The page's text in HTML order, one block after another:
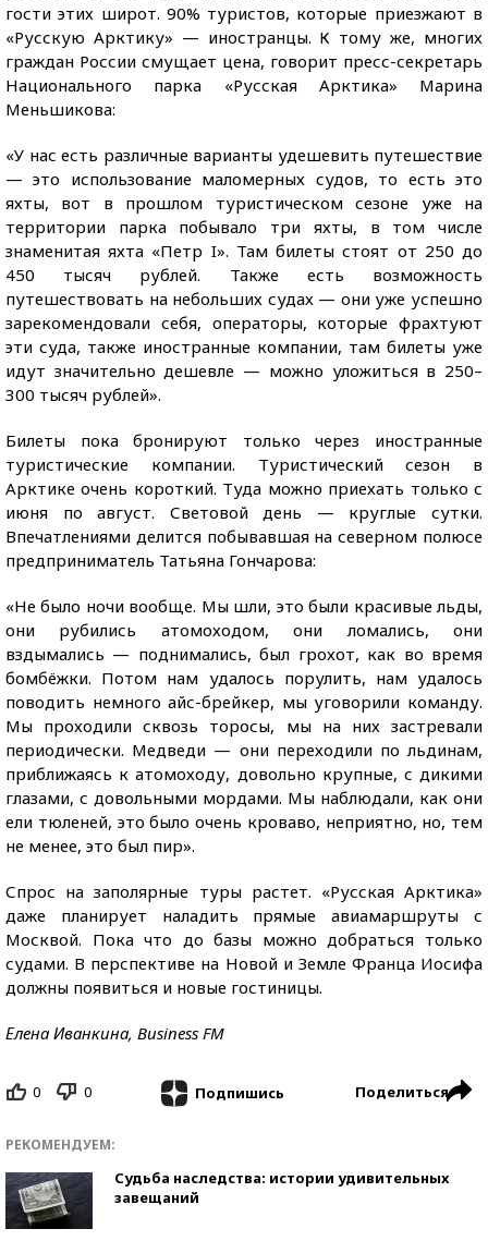
гости этих широт. 90% туристов, которые приезжают в
«Русскую Арктику» — иностранцы. К тому же, многих
граждан России смущает цена, говорит пресс-секретарь
Национального парка «Русская Арктика» Марина
Меньшикова:
«У нас есть различные варианты удешевить путешествие
— это использование маломерных судов, то есть это
яхты, вот в прошлом туристическом сезоне уже на
территории парка побывало три яхты, в том числе
знаменитая яхта «Петр I». Там билеты стоят от 250 до
450 тысяч рублей. Также есть возможность
путешествовать на небольших судах — они уже успешно
зарекомендовали себя, операторы, которые фрахтуют
эти суда, также иностранные компании, там билеты уже
идут значительно дешевле — можно уложиться в 250–
300 тысяч рублей».
Билеты пока бронируют только через иностранные
туристические компании. Туристический сезон в
Арктике очень короткий. Туда можно приехать только с
июня по август. Световой день — круглые сутки.
Впечатлениями делится побывавшая на северном полюсе
предприниматель Татьяна Гончарова:
«Не было ночи вообще. Мы шли, это были красивые льды,
они рубились атомоходом, они ломались, они
вздымались — поднимались, был грохот, как во время
бомбёжки. Потом нам удалось порулить, нам удалось
поводить немного айс-брейкер, мы уговорили команду.
Мы проходили сквозь торосы, мы на них застревали
периодически. Медведи — они переходили по льдинам,
приближаясь к атомоходу, довольно крупные, с дикими
глазами, с довольными мордами. Мы наблюдали, как они
ели тюленей, это было очень кроваво, неприятно, но, тем
не менее, это был пир».
Спрос на заполярные туры растет. «Русская Арктика»
даже планирует наладить прямые авиамаршруты с
Москвой. Пока что до базы можно добраться только
судами. В перспективе на Новой и Земле Франца Иосифа
должны появиться и новые гостиницы.
Елена Иванкина, Business FM
0 0 Подпишись Поделиться
РЕКОМЕНДУЕМ:
Судьба наследства: истории удивительных
завещаний